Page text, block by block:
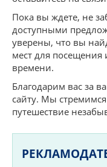
Пока вы ждете, не
доступными
уверены, что вы
мест для посещения
времени.
Благодарим вас за
сайту. Мы
путешествие